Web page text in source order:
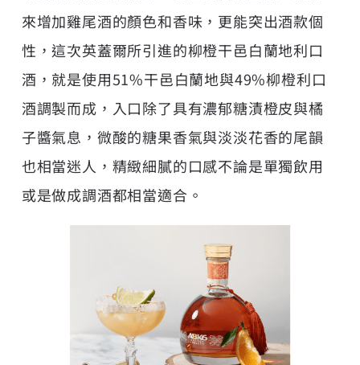
來增加雞尾酒的顏色和香味，更能突出酒款個
性，這次英蓋爾所引進的柳橙干邑白蘭地利口
酒，就是使用51%干邑白蘭地與49%柳橙利口
酒調製而成，入口除了具有濃郁糖漬橙皮與橘
子醬氣息，微酸的糖果香氣與淡淡花香的尾韻
也相當迷人，精緻細膩的口感不論是單獨飲用
或是做成調酒都相當適合。